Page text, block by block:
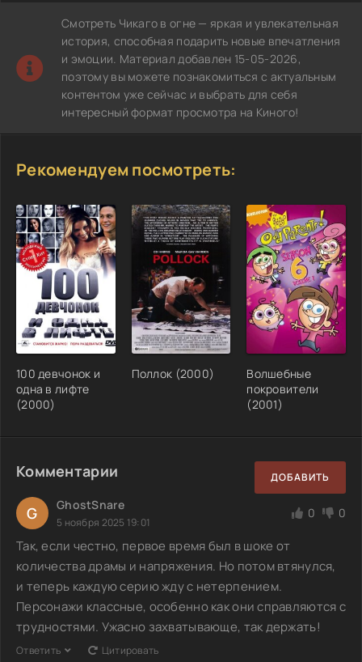
Смотреть Чикаго в огне — яркая и увлекательная
история, способная подарить новые впечатления
и эмоции. Материал добавлен 15-05-2026,
поэтому вы можете познакомиться с актуальным
контентом уже сейчас и выбрать для себя
интересный формат просмотра на Киного!
Рекомендуем посмотреть:
100 девчонок и
одна в лифте
(2000)
Поллок (2000)
Волшебные
покровители
(2001)
Комментарии ДОБАВИТЬ
G GhostSnare
5 ноября 2025 19:01
0 0
Так, если честно, первое время был в шоке от
количества драмы и напряжения. Но потом втянулся,
и теперь каждую серию жду с нетерпением.
Персонажи классные, особенно как они справляются с
трудностями. Ужасно захватывающе, так держать!
Ответить Цитировать